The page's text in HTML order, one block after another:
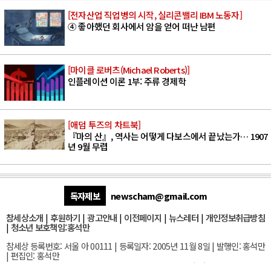
[전자산업 직업병의 시작, 실리콘밸리 IBM 노동자]
④ 좋아했던 회사에서 암을 얻어 떠난 남편
[마이클 로버츠(Michael Roberts)]
인플레이션 이론 1부: 주류 경제학
[애덤 투즈의 차트북]
『마의 산』, 역사는 어떻게 다보스에서 끝났는가… 1907
년 9월 무렵
독자제보
newscham@gmail.com
참세상소개 | 후원하기 |광고안내 | 이전페이지 | 뉴스레터| 개인정보취급방침
| 청소년 보호책임:홍석만
참세상 등록번호: 서울 아 00111 | 등록일자: 2005년 11월 8일 | 발행인: 홍석만
| 편집인: 홍석만